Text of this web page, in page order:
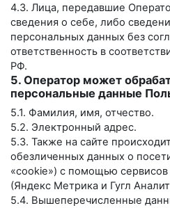
4.3. Лица, передавшие
сведения о себе, либо
персональных данных без
ответственность в
РФ.
5. Оператор может
персональные данные
5.1. Фамилия, имя, отчество.
5.2. Электронный адрес.
5.3. Также на сайте
обезличенных данных о
«cookie») с помощью сервисов
(Яндекс Метрика и Гугл
5.4. Вышеперечисленные